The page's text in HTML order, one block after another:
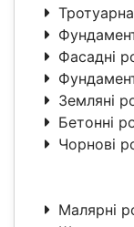
Фасадні
Земляні
Бетонні
Чорнові
Малярні